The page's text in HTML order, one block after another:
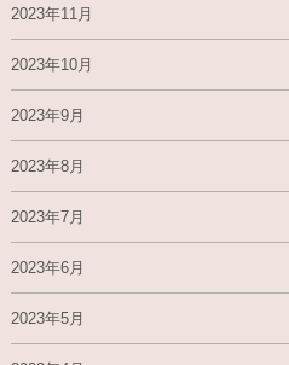
2023年11月
2023年10月
2023年9月
2023年8月
2023年7月
2023年6月
2023年5月